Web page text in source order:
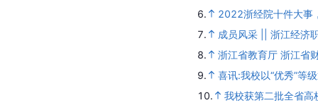
6.
2022浙经院十件大事
7.
成员风采 || 浙江经济
8.
浙江省教育厅 浙江省
9.
喜讯:我校以“优秀”等
10.
我校获第二批全省高